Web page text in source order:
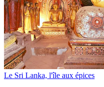
Le Sri Lanka, l'île aux épices